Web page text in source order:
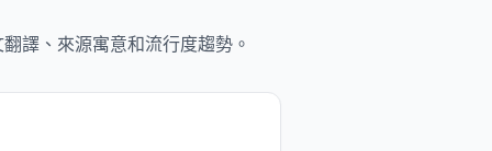
譯、來源寓意和流行度趨勢。